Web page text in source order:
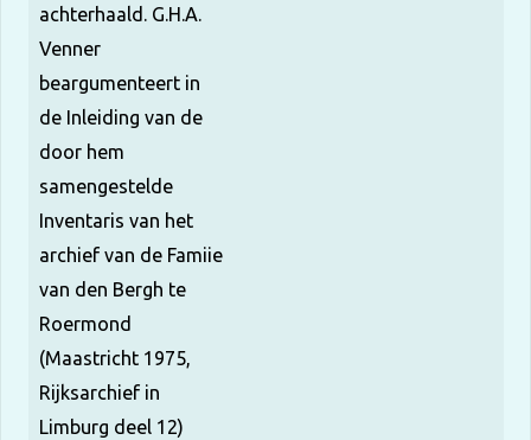
achterhaald. G.H.A.
Venner
beargumenteert in
de Inleiding van de
door hem
samengestelde
Inventaris van het
archief van de Famiie
van den Bergh te
Roermond
(Maastricht 1975,
Rijksarchief in
Limburg deel 12)